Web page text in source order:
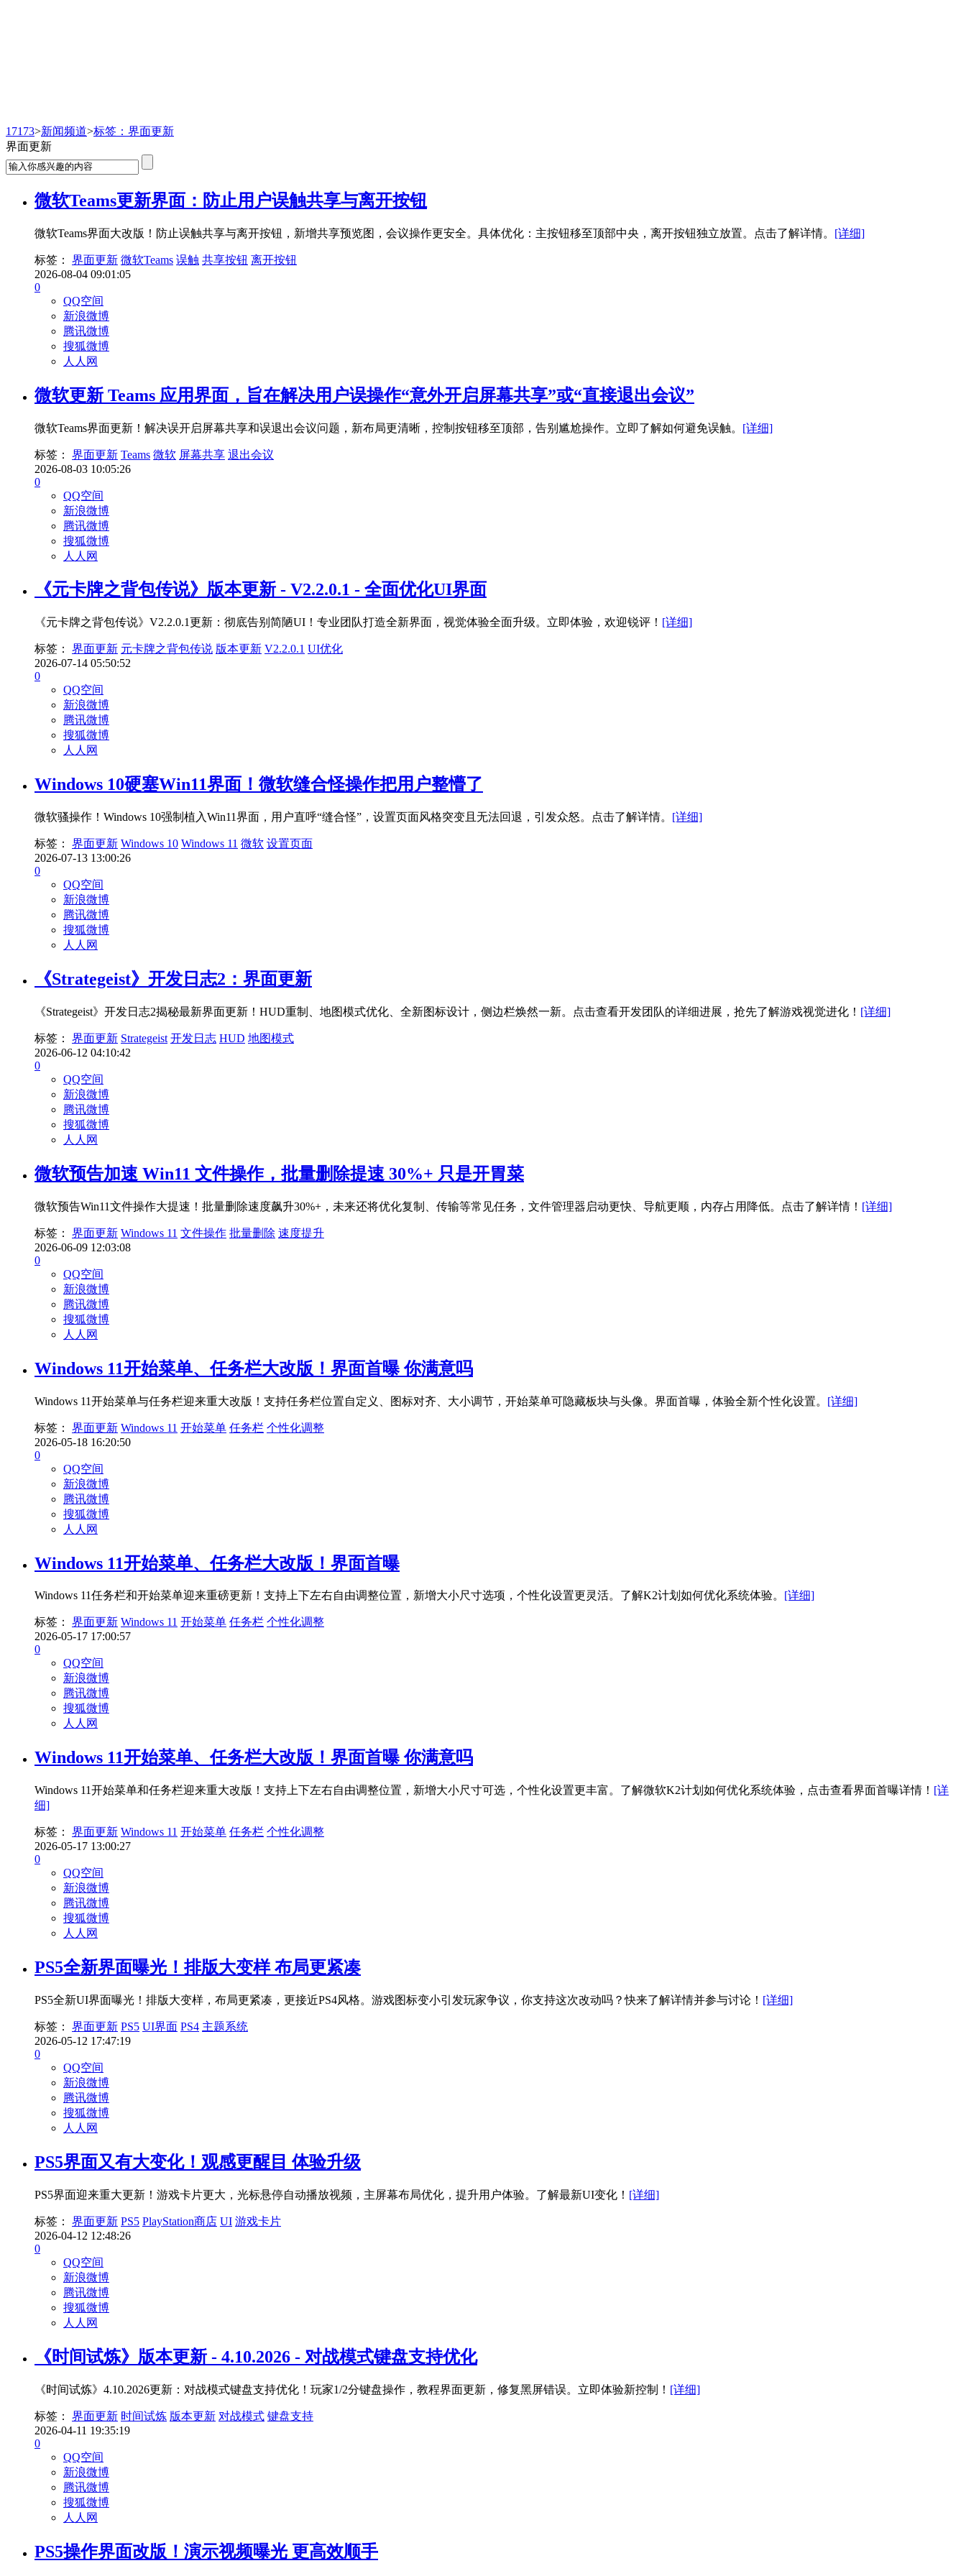
17173>新闻频道>标签：界面更新
界面更新
微软Teams更新界面：防止用户误触共享与离开按钮
微软Teams界面大改版！防止误触共享与离开按钮，新增共享预览图，会议操作更安全。具体优化：主按钮移至顶部中央，离开按钮独立放置。点击了解详情。 [详细]
标签： 界面更新 微软Teams 误触 共享按钮 离开按钮
2026-08-04 09:01:05
0
QQ空间
新浪微博
腾讯微博
搜狐微博
人人网
微软更新 Teams 应用界面，旨在解决用户误操作“意外开启屏幕共享”或“直接退出会议”
微软Teams界面更新！解决误开启屏幕共享和误退出会议问题，新布局更清晰，控制按钮移至顶部，告别尴尬操作。立即了解如何避免误触。 [详细]
标签： 界面更新 Teams 微软 屏幕共享 退出会议
2026-08-03 10:05:26
0
QQ空间
新浪微博
腾讯微博
搜狐微博
人人网
《元卡牌之背包传说》版本更新 - V2.2.0.1 - 全面优化UI界面
《元卡牌之背包传说》V2.2.0.1更新：彻底告别简陋UI！专业团队打造全新界面，视觉体验全面升级。立即体验，欢迎锐评！ [详细]
标签： 界面更新 元卡牌之背包传说 版本更新 V2.2.0.1 UI优化
2026-07-14 05:50:52
0
QQ空间
新浪微博
腾讯微博
搜狐微博
人人网
Windows 10硬塞Win11界面！微软缝合怪操作把用户整懵了
微软骚操作！Windows 10强制植入Win11界面，用户直呼“缝合怪”，设置页面风格突变且无法回退，引发众怒。点击了解详情。 [详细]
标签： 界面更新 Windows 10 Windows 11 微软 设置页面
2026-07-13 13:00:26
0
QQ空间
新浪微博
腾讯微博
搜狐微博
人人网
《Strategeist》开发日志2：界面更新
《Strategeist》开发日志2揭秘最新界面更新！HUD重制、地图模式优化、全新图标设计，侧边栏焕然一新。点击查看开发团队的详细进展，抢先了解游戏视觉进化！ [详细]
标签： 界面更新 Strategeist 开发日志 HUD 地图模式
2026-06-12 04:10:42
0
QQ空间
新浪微博
腾讯微博
搜狐微博
人人网
微软预告加速 Win11 文件操作，批量删除提速 30%+ 只是开胃菜
微软预告Win11文件操作大提速！批量删除速度飙升30%+，未来还将优化复制、传输等常见任务，文件管理器启动更快、导航更顺，内存占用降低。点击了解详情！ [详细]
标签： 界面更新 Windows 11 文件操作 批量删除 速度提升
2026-06-09 12:03:08
0
QQ空间
新浪微博
腾讯微博
搜狐微博
人人网
Windows 11开始菜单、任务栏大改版！界面首曝 你满意吗
Windows 11开始菜单与任务栏迎来重大改版！支持任务栏位置自定义、图标对齐、大小调节，开始菜单可隐藏板块与头像。界面首曝，体验全新个性化设置。 [详细]
标签： 界面更新 Windows 11 开始菜单 任务栏 个性化调整
2026-05-18 16:20:50
0
QQ空间
新浪微博
腾讯微博
搜狐微博
人人网
Windows 11开始菜单、任务栏大改版！界面首曝
Windows 11任务栏和开始菜单迎来重磅更新！支持上下左右自由调整位置，新增大小尺寸选项，个性化设置更灵活。了解K2计划如何优化系统体验。 [详细]
标签： 界面更新 Windows 11 开始菜单 任务栏 个性化调整
2026-05-17 17:00:57
0
QQ空间
新浪微博
腾讯微博
搜狐微博
人人网
Windows 11开始菜单、任务栏大改版！界面首曝 你满意吗
Windows 11开始菜单和任务栏迎来重大改版！支持上下左右自由调整位置，新增大小尺寸可选，个性化设置更丰富。了解微软K2计划如何优化系统体验，点击查看界面首曝详情！ [详
细]
标签： 界面更新 Windows 11 开始菜单 任务栏 个性化调整
2026-05-17 13:00:27
0
QQ空间
新浪微博
腾讯微博
搜狐微博
人人网
PS5全新界面曝光！排版大变样 布局更紧凑
PS5全新UI界面曝光！排版大变样，布局更紧凑，更接近PS4风格。游戏图标变小引发玩家争议，你支持这次改动吗？快来了解详情并参与讨论！ [详细]
标签： 界面更新 PS5 UI界面 PS4 主题系统
2026-05-12 17:47:19
0
QQ空间
新浪微博
腾讯微博
搜狐微博
人人网
PS5界面又有大变化！观感更醒目 体验升级
PS5界面迎来重大更新！游戏卡片更大，光标悬停自动播放视频，主屏幕布局优化，提升用户体验。了解最新UI变化！ [详细]
标签： 界面更新 PS5 PlayStation商店 UI 游戏卡片
2026-04-12 12:48:26
0
QQ空间
新浪微博
腾讯微博
搜狐微博
人人网
《时间试炼》版本更新 - 4.10.2026 - 对战模式键盘支持优化
《时间试炼》4.10.2026更新：对战模式键盘支持优化！玩家1/2分键盘操作，教程界面更新，修复黑屏错误。立即体验新控制！ [详细]
标签： 界面更新 时间试炼 版本更新 对战模式 键盘支持
2026-04-11 19:35:19
0
QQ空间
新浪微博
腾讯微博
搜狐微博
人人网
PS5操作界面改版！演示视频曝光 更高效顺手